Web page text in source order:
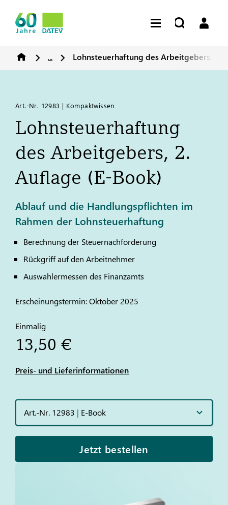
... Lohnsteuerhaftung des Arbeitgebers, 2.
Art.-Nr. 12983 | Kompaktwissen
Lohnsteuerhaftung
des Arbeitgebers, 2.
Auflage (E-Book)
Ablauf und die Handlungspflichten im
Rahmen der Lohnsteuerhaftung
Berechnung der Steuernachforderung
Rückgriff auf den Arbeitnehmer
Auswahlermessen des Finanzamts
Erscheinungstermin: Oktober 2025
Einmalig
13,50 €
Preis- und Lieferinformationen
Art.-Nr. 12983 | E-Book
Jetzt bestellen